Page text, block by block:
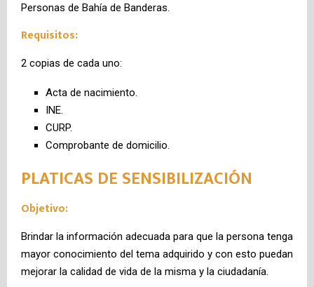
Personas de Bahía de Banderas.
Requisitos:
2 copias de cada uno:
Acta de nacimiento.
INE.
CURP.
Comprobante de domicilio.
PLATICAS DE SENSIBILIZACIÓN
Objetivo:
Brindar la información adecuada para que la persona tenga
mayor conocimiento del tema adquirido y con esto puedan
mejorar la calidad de vida de la misma y la ciudadanía.